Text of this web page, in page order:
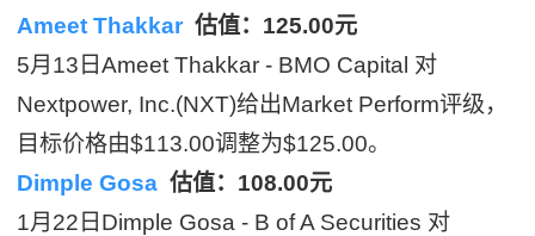
Ameet Thakkar 估值：125.00元
5月13日Ameet Thakkar - BMO Capital 对
Nextpower, Inc.(NXT)给出Market Perform评级，
目标价格由$113.00调整为$125.00。
Dimple Gosa 估值：108.00元
1月22日Dimple Gosa - B of A Securities 对